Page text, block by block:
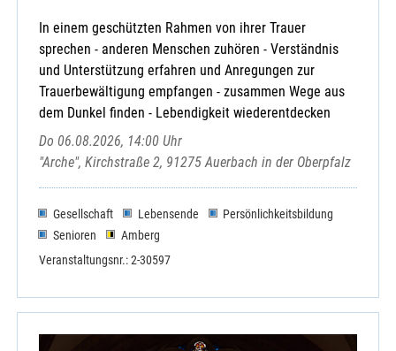
In einem geschützten Rahmen von ihrer Trauer
sprechen - anderen Menschen zuhören - Verständnis
und Unterstützung erfahren und Anregungen zur
Trauerbewältigung empfangen - zusammen Wege aus
dem Dunkel finden - Lebendigkeit wiederentdecken
Do 06.08.2026, 14:00 Uhr
"Arche", Kirchstraße 2, 91275 Auerbach in der Oberpfalz
Gesellschaft Lebensende
Persönlichkeitsbildung
Senioren
Amberg
Veranstaltungsnr.: 2-30597